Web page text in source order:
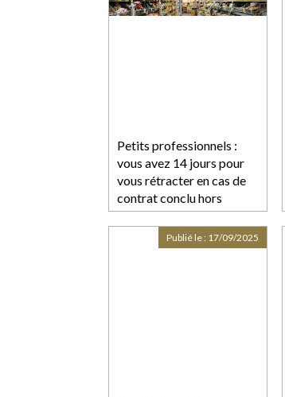
Petits professionnels :
vous avez 14 jours pour
vous rétracter en cas de
contrat conclu hors
établissement
Publié le : 17/09/2025